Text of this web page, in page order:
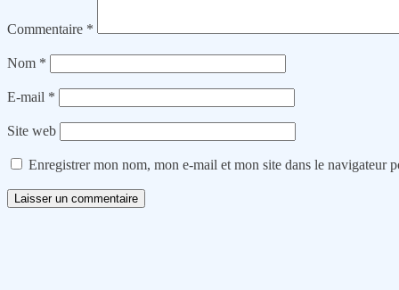
Commentaire *
Nom *
E-mail *
Site web
Enregistrer mon nom, mon e-mail et mon site dans le navigateur